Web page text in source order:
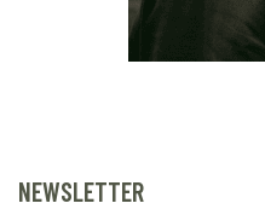
NEWSLETTER